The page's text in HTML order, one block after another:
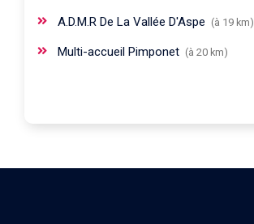
A.D.M.R De La Vallée D'Aspe (à 19 km)
Multi-accueil Pimponet (à 20 km)